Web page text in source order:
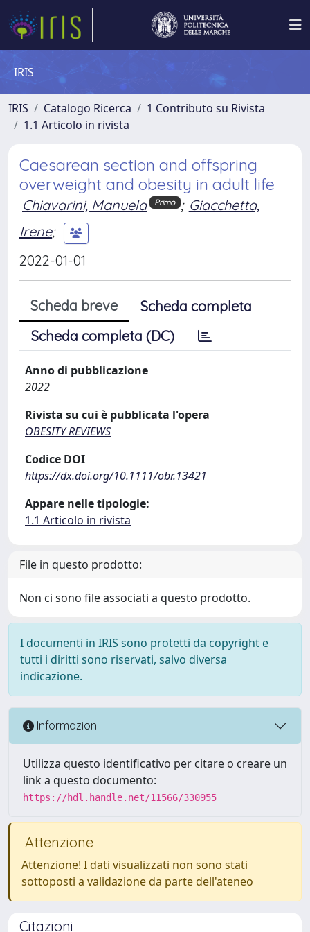
IRIS
IRIS Catalogo Ricerca
1 Contributo su Rivista
1.1 Articolo in rivista
Caesarean section and offspring
overweight and obesity in adult life
Chiavarini, Manuela Primo ; Giacchetta,
Irene;
2022-01-01
Scheda breve
Scheda completa
Scheda completa (DC)
Anno di pubblicazione
2022
Rivista su cui è pubblicata l'opera
OBESITY REVIEWS
Codice DOI
https://dx.doi.org/10.1111/obr.13421
Appare nelle tipologie:
1.1 Articolo in rivista
File in questo prodotto:
Non ci sono file associati a questo prodotto.
I documenti in IRIS sono protetti da copyright e
tutti i diritti sono riservati, salvo diversa
indicazione.
Informazioni
Utilizza questo identificativo per citare o creare un
link a questo documento:
https://hdl.handle.net/11566/330955
Attenzione
Attenzione! I dati visualizzati non sono stati
sottoposti a validazione da parte dell'ateneo
Citazioni